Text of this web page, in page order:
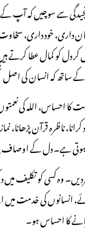
سے سوچیں کہ
داری، خود داری،
کو کمال عطا کرتے
کے ساتھ کہ
کا احساس، اللہ کی
ناظرہ قرآن پڑھانا،
ہوتی ہے۔ دل کے
وہ کسی کو تکلیف میں
انسانوں کی خدمت
کا احساس ہو۔